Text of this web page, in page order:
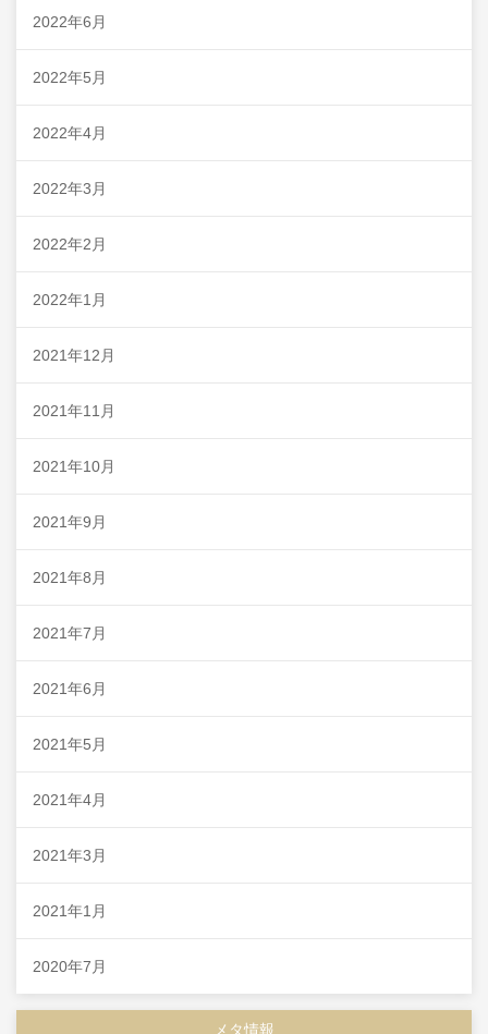
2022年6月
2022年5月
2022年4月
2022年3月
2022年2月
2022年1月
2021年12月
2021年11月
2021年10月
2021年9月
2021年8月
2021年7月
2021年6月
2021年5月
2021年4月
2021年3月
2021年1月
2020年7月
メタ情報